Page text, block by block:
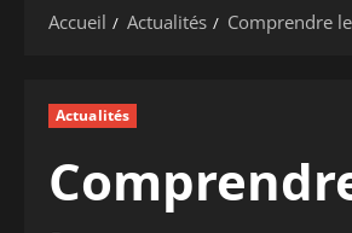
Accueil Actualités Comprendre
Actualités